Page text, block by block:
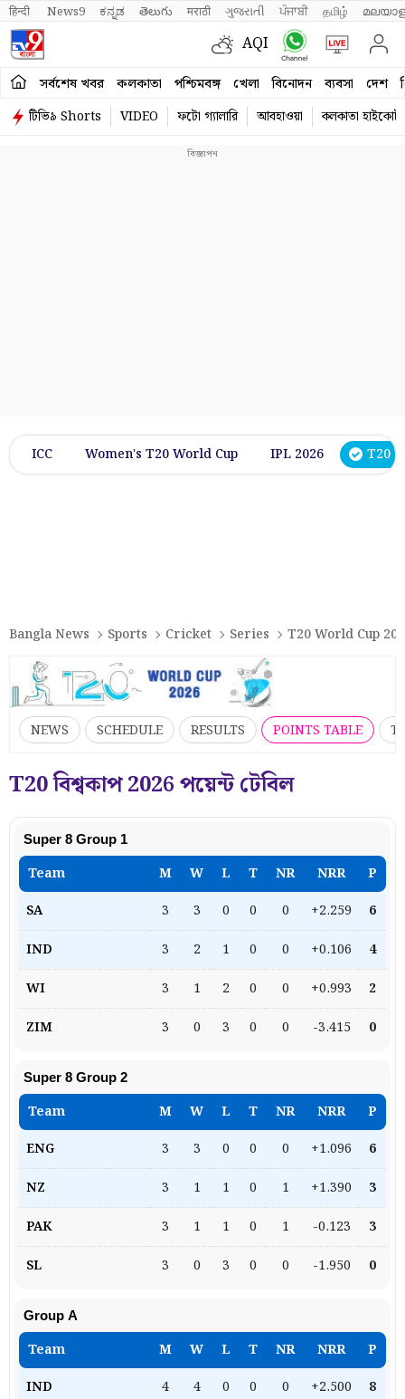
हिन्दी News9 ಕನ್ನಡ తెలుగు मराठी ગુજરાતી ਪੰਜਾਬੀ தமிழ்
AQI
সর্বশেষ খবর কলকাতা পশ্চিমবঙ্গ খেলা বিনোদন ব্যবসা দেশ
টিভি৯ Shorts VIDEO ফটো গ্যালারি আবহাওয়া কলকাতা হাইকোর্ট
ICC Women's T20 World Cup IPL 2026 T20
Bangla News Sports Cricket Series T20 World Cup
NEWS SCHEDULE RESULTS POINTS TABLE
T20 বিশ্বকাপ 2026 পয়েন্ট টেবিল
Super 8 Group 1
3 3 0 0 0 +2.259
6
3
2 1 0 0 +0.106
4
3
1 2 0 0 +0.993
2
3
0 3 0 0 -3.415 0
Super 8 Group 2
3 3 0 0 0 +1.096
6
3
1 1 0 1 +1.390
3
3
1 1 0 1 -0.123
3
3
0 3 0 0 -1.950 0
Group A
4 4 0 0 0 +2.500
8